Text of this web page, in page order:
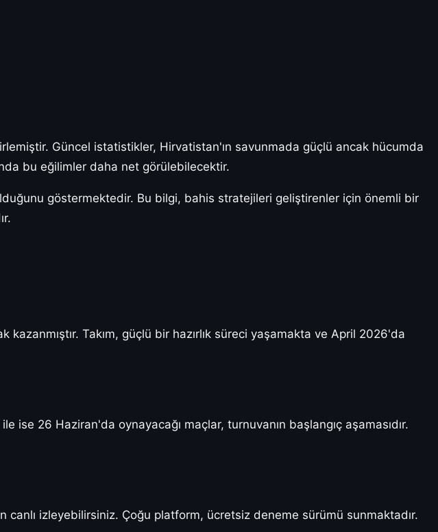
Güncel istatistikler, Hirvatistan'ın savunmada güçlü ancak hücumda
bu eğilimler daha net görülebilecektir.
göstermektedir. Bu bilgi, bahis stratejileri geliştirenler için önemli bir
Takım, güçlü bir hazırlık süreci yaşamakta ve April 2026'da
ise 26 Haziran'da oynayacağı maçlar, turnuvanın başlangıç aşamasıdır.
canlı izleyebilirsiniz. Çoğu platform, ücretsiz deneme sürümü sunmaktadır.